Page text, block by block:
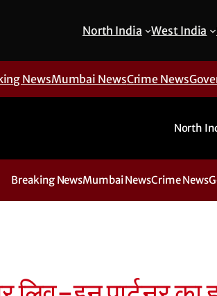
North India West India
NewsMumbai NewsCrime News
North
Breaking NewsMumbai NewsCrime News